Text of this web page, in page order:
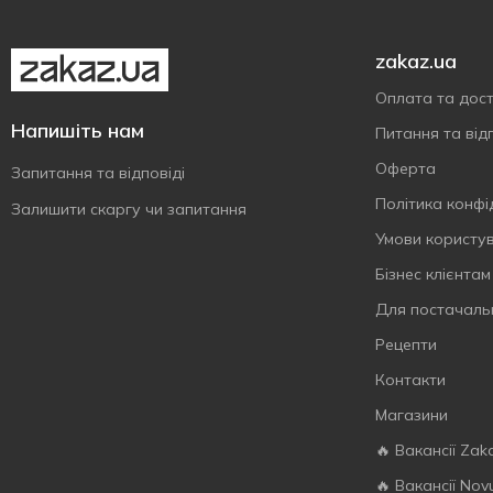
Напишіть нам
Запитання та відповіді
Залишити скаргу чи запитання
zakaz.ua
Оплата та
Питання та
Оферта
Політика
Умови
Бізнес клієнтам
Для
Рецепти
Контакти
Магазини
🔥 Вакансії
🔥 Вакансії